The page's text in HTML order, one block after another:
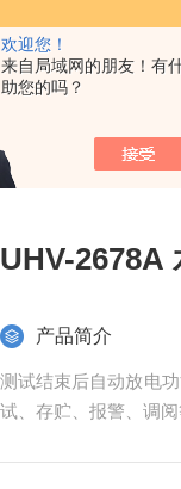
欢迎您！
来自局域网的朋友！有
助您的吗？
UHV-2678A
产品简介
测试结束后自动放电
试、存贮、报警、调